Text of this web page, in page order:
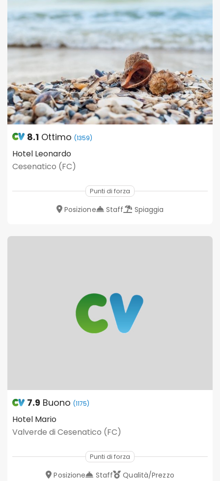
8.1 Ottimo (1359)
Hotel Leonardo
Cesenatico (FC)
Punti di forza
Posizione Staff Spiaggia
7.9 Buono (1175)
Hotel Mario
Valverde di Cesenatico (FC)
Punti di forza
Posizione Staff Qualità/Prezzo